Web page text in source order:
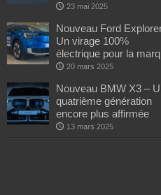
23 mai 2025
Nouveau Ford
Un virage 100%
électrique pour la
20 mars 2025
Nouveau BMW X3 –
quatrième génération
encore plus affirmée
13 mars 2025